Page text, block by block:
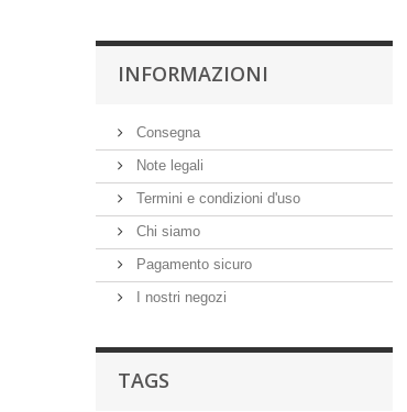
INFORMAZIONI
Consegna
Note legali
Termini e condizioni d'uso
Chi siamo
Pagamento sicuro
I nostri negozi
TAGS